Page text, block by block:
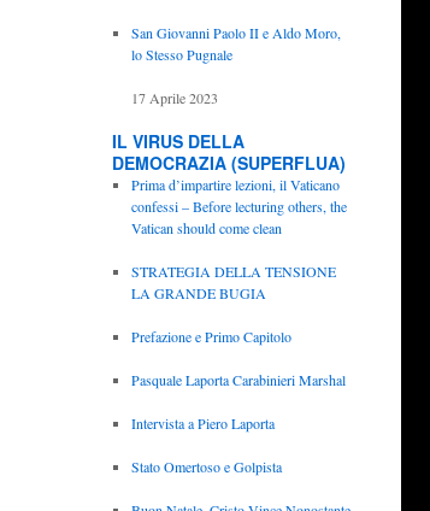
San Giovanni Paolo II e Aldo Moro,
lo Stesso Pugnale
17 Aprile 2023
IL VIRUS DELLA
DEMOCRAZIA (SUPERFLUA)
Prima d’impartire lezioni, il Vaticano
confessi – Before lecturing others, the
Vatican should come clean
STRATEGIA DELLA TENSIONE
LA GRANDE BUGIA
Prefazione e Primo Capitolo
Pasquale Laporta Carabinieri Marshal
Intervista a Piero Laporta
Stato Omertoso e Golpista